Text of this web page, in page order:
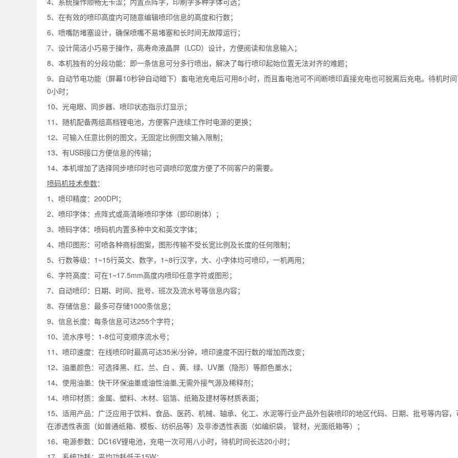
5、在有效的喷印高度内可随意编辑喷印信息的高度和行数；
6、喷嘴防堵塞设计，确保喷嘴不易堵塞和长时间无故障运行；
7、设计简洁小巧易于操作，高寿命液晶屏（LCD）设计，方便阅读和信息输入；
8、本机独有的分段功能：即一条信息可分多行喷出，解决了每行喷印起始位置无法对齐的难题；
9、自动节电功能（屏幕10秒钟自动暗下）畜电池充电后可用8小时，而且畜电池可不间断喷印直接充电也可脱离后充电。待机时
0小时；
10、光电眼、同步器、喷印状态指示灯显示；
11、随机配备两组高档锂电池，方便客户连续工作时电源的更换；
12、可输入任意比例的图文，无固定比例图文输入限制；
13、有USB接口方便信息的传输；
14、本机增加了选择同步喷印时也可调喷印宽度方便了不同客户的需要。
喷码机技术参数：
1、喷印精度：200DPI；
2、喷印字体：点阵式或高清晰喷印字体（即印刷体）；
3、喷码字体：喷码机内置多种中文和英文字体；
4、喷印图形：可喷各种商标图案，图形传输不受长宽比例及长度的任何限制；
5、行数等级：1~15行英文、数字，1~8行汉字，大、小字体均可喷印，一机两用；
6、字符高度：可在1~17.5mm高度内喷印任意字符或图形；
7、自动喷印：日期、时间、批号、班次及流水号等信息内容；
8、存储信息：最多可存储1000条信息；
9、信息长度：每条信息可达255个字符；
10、流水序号：1-8位可变顺序流水号；
11、喷印速度：在线喷印时最高可达35米/分钟，喷印速度不因行数的增加而改变；
12、油墨颜色：可选择黑、红、兰、白 、黄、绿、UV墨（隐形）等颜色墨水；
14、使用油墨：快干环保油墨或油性油墨,无需外接气源及稀释剂；
14、喷印材质：金属、塑料、木材、铝箔、纸箱及建材等材质表面；
15、适用产品：广泛应用于饮料、食品、医药、机械、轴承、化工、水泥等行业产品外包装喷印的地区代码、日期、批号等内容
在渗透性表面（如普通纸箱、模板、纺织品等）及非渗透性表面（如编织袋， 管材，光面纸箱等）；
16、电源参数：DC16V锂电池，充电一次可用八小时，待机时间长达20小时；